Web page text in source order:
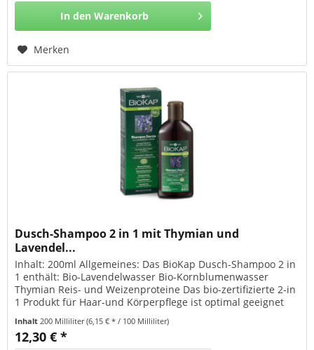
In den Warenkorb
Merken
Dusch-Shampoo 2 in 1 mit Thymian und
Lavendel...
Inhalt: 200ml Allgemeines: Das BioKap Dusch-Shampoo 2 in
1 enthält: Bio-Lavendelwasser Bio-Kornblumenwasser
Thymian Reis- und Weizenproteine Das bio-zertifizierte 2-in
1 Produkt für Haar-und Körperpflege ist optimal geeignet
Haar Fülle, Leuchtkraft sowie Geschmeidigkeit und versorgt
den Körper mit viel Feuchtigkeit...
Inhalt200 Milliliter(6,15 € * / 100 Milliliter)
12,30 € *